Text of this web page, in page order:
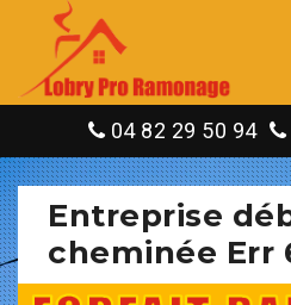
04 82 29 50 94
Entreprise
cheminée Err